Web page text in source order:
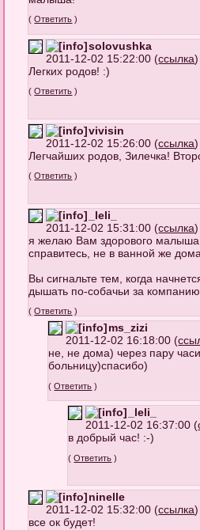
(Ответить )
solovushka
2011-12-02 15:22:00 (ссылка)
Легких родов! :)
(Ответить )
vivisin
2011-12-02 15:26:00 (ссылка)
Легчайших родов, Зилечка!
(Ответить )
_leli_
2011-12-02 15:31:00 (ссылка)
я желаю Вам здорового
справитесь, не в ванной же
Вы сигнальте тем, когда
дышать по-собачьи за компанию.
(Ответить )
ms_zizi
2011-12-02 16:18:00 (
не, не дома) через пару
больницу)спасибо)
(Ответить )
_leli_
2011-12-02 16:37:00 (
в добрый час! :-)
(Ответить )
ninelle
2011-12-02 15:32:00 (ссылка)
все ок будет!